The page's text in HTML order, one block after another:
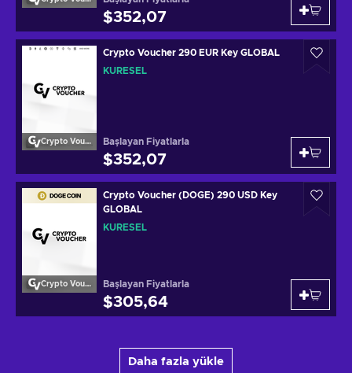
$352,07
Crypto Voucher
Crypto Voucher 290 EUR Key GLOBAL
KÜRESEL
Başlayan Fiyatlarla
$352,07
Crypto Voucher
Crypto Voucher (DOGE) 290 USD Key
GLOBAL
KÜRESEL
Başlayan Fiyatlarla
$305,64
Daha fazla yükle